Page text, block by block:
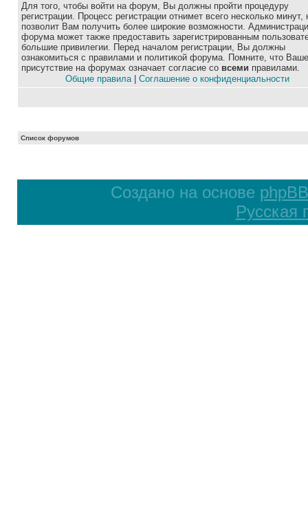
Для того, чтобы войти на форум, Вы должны пройти процедуру
регистрации. Процесс регистрации отнимет всего несколько минут,
позволит Вам получить более широкие возможности.
форума может также предоставить зарегистрированным
большие привилегии. Перед началом регистрации, Вы должны
ознакомиться с правилами и политикой форума. Помните, что Ваше
присутствие на форумах означает согласие со всеми правилами.
Общие правила| Соглашение о конфиденциальности
Список форумов
Создано на основе phpBB
Русская